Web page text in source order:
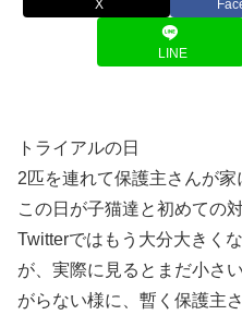
X
LINE
トライアルの日
2匹を連れて保護主さんが家
この日が子猫達と初めての対
Twitterではもう大分大きく
が、実際に見るとまだ小さ
がらない様に、暫く保護主